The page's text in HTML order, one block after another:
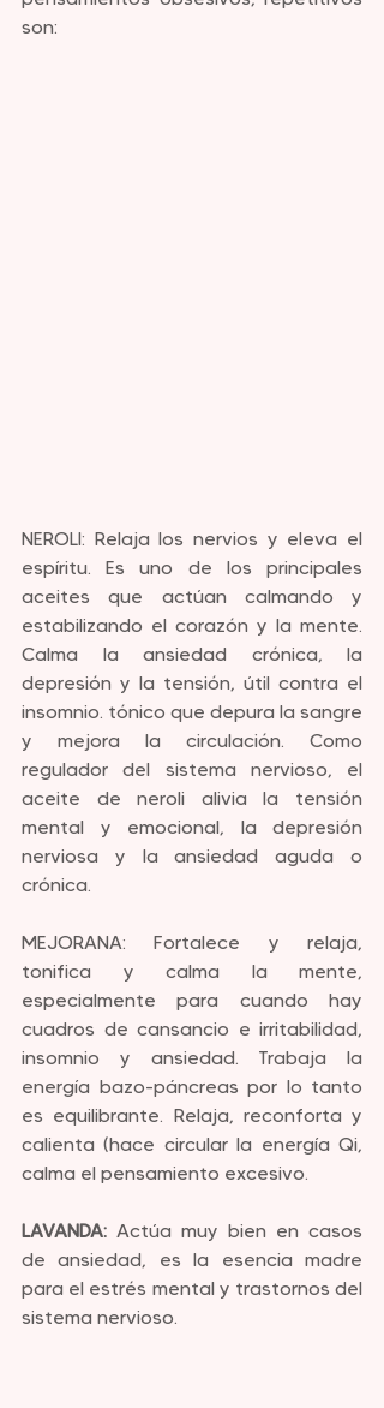
son:
NEROLI: Relaja los nervios y eleva el
espíritu. Es uno de los principales
aceites que actúan calmando y
estabilizando el corazón y la mente.
Calma la ansiedad crónica, la
depresión y la tensión, útil contra el
insomnio. tónico que depura la sangre
y mejora la circulación. Como
regulador del sistema nervioso, el
aceite de neroli alivia la tensión
mental y emocional, la depresión
nerviosa y la ansiedad aguda o
crónica.
MEJORANA: Fortalece y relaja,
tonifica y calma la mente,
especialmente para cuando hay
cuadros de cansancio e irritabilidad,
insomnio y ansiedad. Trabaja la
energía bazo-páncreas por lo tanto
es equilibrante. Relaja, reconforta y
calienta (hace circular la energía Qi,
calma el pensamiento excesivo.
LAVANDA: Actúa muy bien en casos
de ansiedad, es la esencia madre
para el estrés mental y trastornos del
sistema nervioso.